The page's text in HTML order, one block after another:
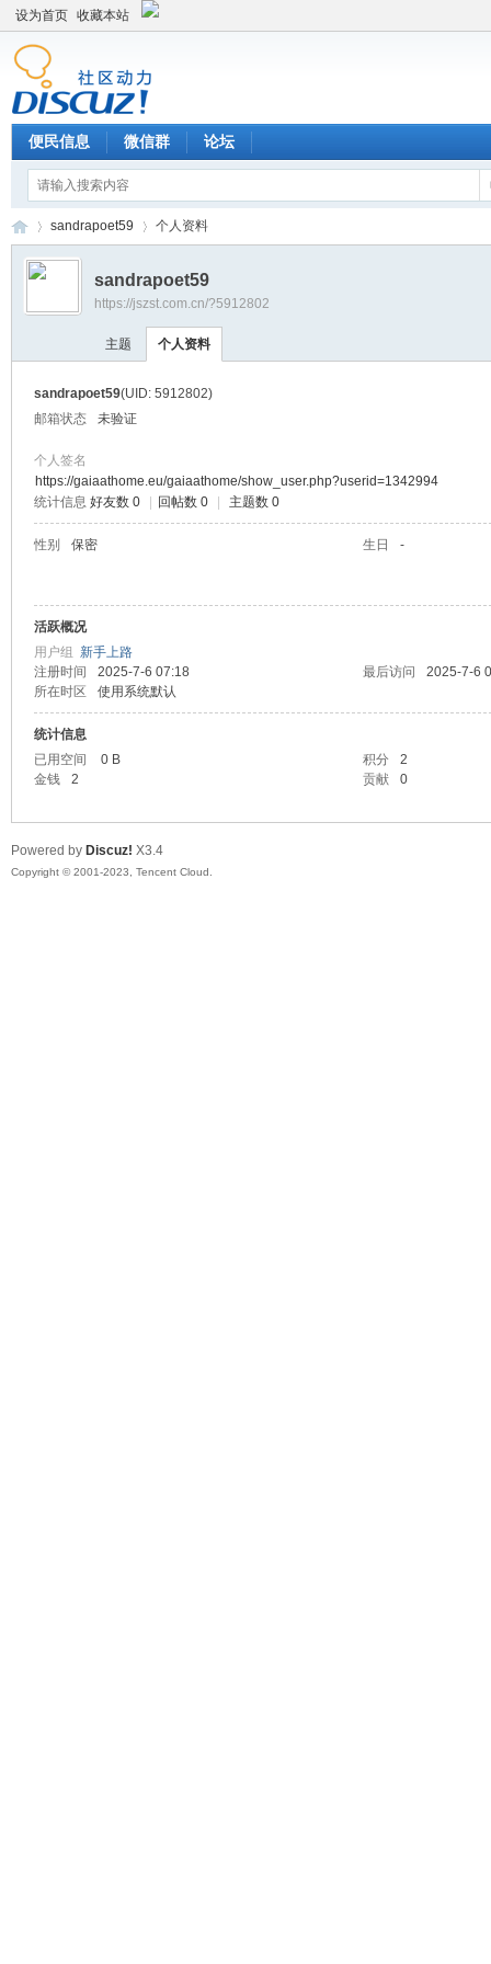
设为首页 收藏本站
便民信息 微信群 论坛
›
sandrapoet59 个人资料
sandrapoet59
https://jszst.com.cn/?5912802
主题 个人资料
sandrapoet59(UID: 5912802)
邮箱状态
未验证
个人签名
https://gaiaathome.eu/gaiaathome/show_user.php?userid=1342994
统计信息 好友数 0 回帖数 0 主题数 0
性别 保密 生日 -
活跃概况
用户组 新手上路
注册时间
2025-7-6 07:18 最后访问
2025-7-6
所在时区
使用系统默认
统计信息
已用空间
0 B 积分
2
金钱
2 贡献 0
Powered by Discuz! X3.4
Copyright © 2001-2023, Tencent Cloud.